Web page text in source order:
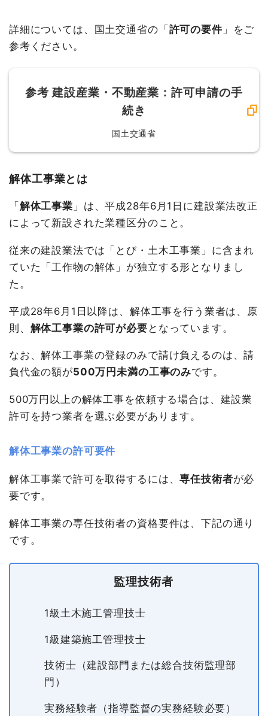
詳細については、国土交通省の「許可の要件 」をご
参考ください。
参考 建設産業・不動産業：許可申請の手
続き
国土交通省
解体工事業とは
「解体工事業 」は、平成28年6月1日に建設業法改正
によって新設された業種区分のこと。
従来の建設業法では「とび・土木工事業」に含まれ
ていた「工作物の解体」が独立する形となりまし
た。
平成28年6月1日以降は、解体工事を行う業者は、原
則、 解体工事業の許可が必要 となっています。
なお、解体工事業の登録のみで請け負えるのは、請
負代金の額が500万円未満の工事のみです。
500万円以上の解体工事を依頼する場合は、建設業
許可を持つ業者を選ぶ必要があります。
解体工事業の許可要件
解体工事業で許可を取得するには、専任技術者が必
要です。
解体工事業の専任技術者の資格要件は、下記の通り
です。
監理技術者
1級土木施工管理技士
1級建築施工管理技士
技術士（建設部門または総合技術監理部
門）
実務経験者（指導監督の実務経験必要）